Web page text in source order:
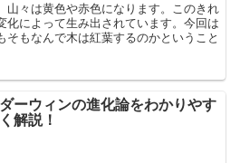
山々は黄色や赤色になります。このきれ
化によって生み出されています。今回は
そもなんで木は紅葉するのかということ
ダーウィンの進化論をわかりやす
く解説！